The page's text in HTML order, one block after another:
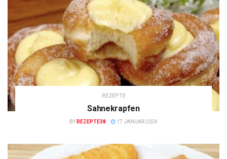
REZEPTE
Sahnekrapfen
BY REZEPTE38 17 JANUAR 2024